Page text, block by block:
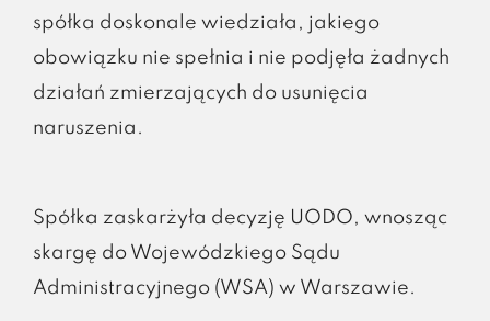
spółka doskonale wiedziała, jakiego
obowiązku nie spełnia i nie podjęła żadnych
działań zmierzających do usunięcia
naruszenia.
Spółka zaskarżyła decyzję UODO, wnosząc
skargę do Wojewódzkiego Sądu
Administracyjnego (WSA) w Warszawie.